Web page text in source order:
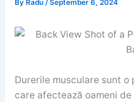
By Radu /September 6, 2024
Durerile musculare sunt o
care afectează oameni